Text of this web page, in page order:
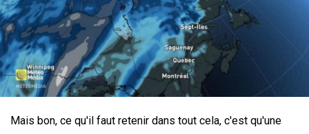
Mais bon, ce qu'il faut retenir dans tout cela, c'est qu'une